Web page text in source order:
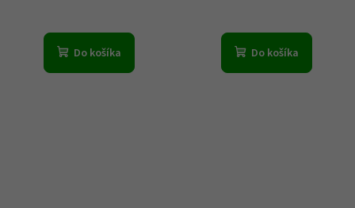
Do košíka Do košíka